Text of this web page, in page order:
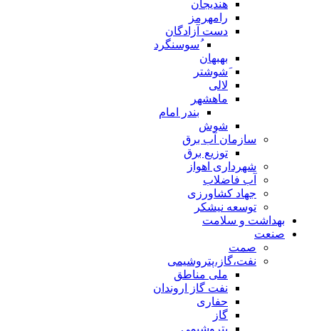
هندیجان
رامهرمز
دست آزادگان
ُسوسنگرد
بهبهان
َشوشتر
لالی
ماهشهر
بندر امام
شوش
سازمان آب برق
توزیع برق
شهرداری اهواز
آب فاضلاب
جهاد کشاورزی
توسعه نیشکر
بهداشت و سلامت
صنعت
صمت
نفت،گاز،پتروشیمی
ملی مناطق
نفت گاز اروندان
حفاری
گاز
پتروشیمی